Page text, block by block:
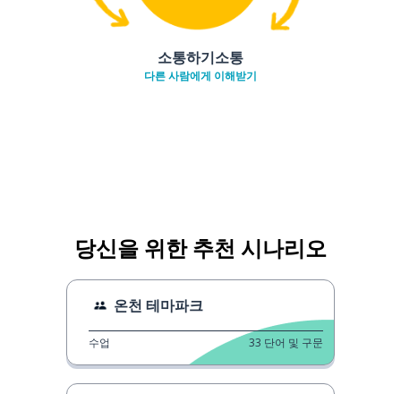
소통하기소통
다른 사람에게 이해받기
당신을 위한 추천 시나리오
온천 테마파크
수업 33 단어 및 구문